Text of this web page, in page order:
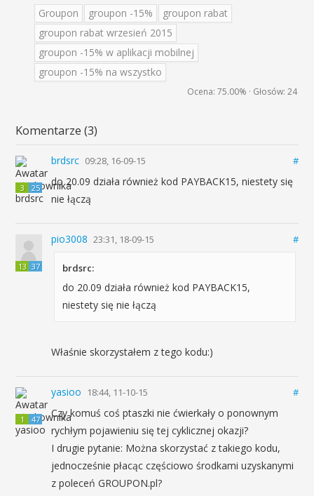
Groupon groupon -15%
groupon rabat
groupon rabat wrzesień 2015
groupon -15% w aplikacji mobilnej
groupon -15% na wszystko
Ocena: 75.00% · Głosów: 24
Komentarze (3)
3 25
brdsrc 09:28, 16-09-15 #
do 20.09 działa również kod PAYBACK15, niestety się
nie łączą
13 37
pio3008 23:31, 18-09-15 #
brdsrc:
do 20.09 działa również kod PAYBACK15,
niestety się nie łączą
Właśnie skorzystałem z tego kodu:)
1 47
yasioo 18:44, 11-10-15 #
Czy komuś coś ptaszki nie ćwierkały o ponownym
rychłym pojawieniu się tej cyklicznej okazji?
I drugie pytanie: Można skorzystać z takiego kodu,
jednocześnie płacąc częściowo środkami uzyskanymi
z poleceń GROUPON.pl?